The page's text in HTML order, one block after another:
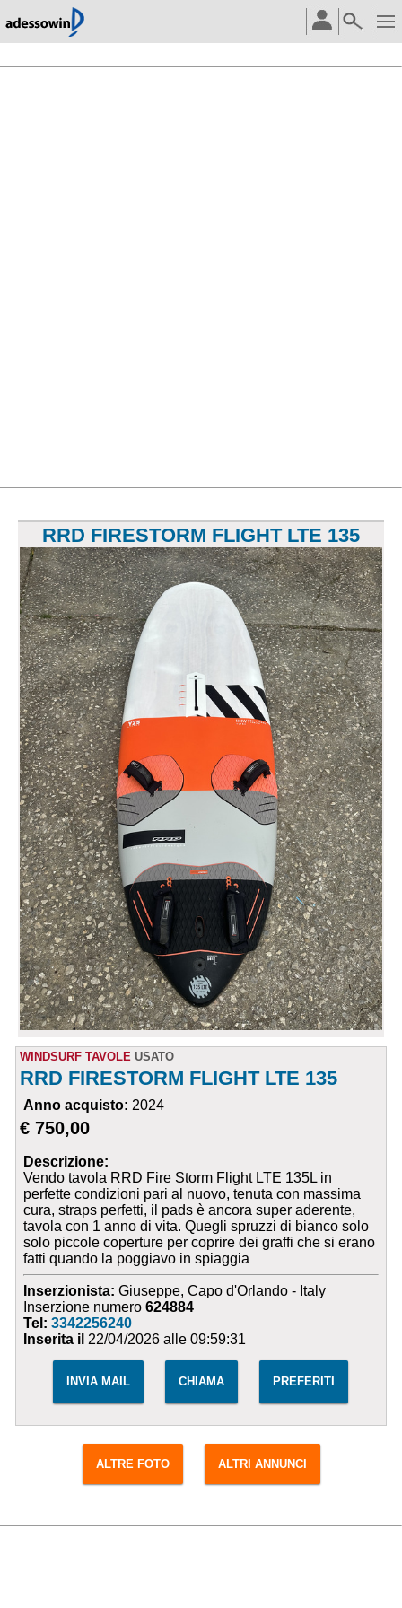
RRD FIRESTORM FLIGHT LTE 135
WINDSURF TAVOLE USATO
RRD FIRESTORM FLIGHT LTE 135
Anno acquisto: 2024
€ 750,00
Descrizione:
Vendo tavola RRD Fire Storm Flight LTE 135L in
perfette condizioni pari al nuovo, tenuta con massima
cura, straps perfetti, il pads è ancora super aderente,
tavola con 1 anno di vita. Quegli spruzzi di bianco solo
solo piccole coperture per coprire dei graffi che si erano
fatti quando la poggiavo in spiaggia
Inserzionista: Giuseppe, Capo d'Orlando - Italy
Inserzione numero624884
Tel:3342256240
Inserita il 22/04/2026 alle 09:59:31
INVIA MAIL CHIAMA PREFERITI
ALTRE FOTO ALTRI ANNUNCI